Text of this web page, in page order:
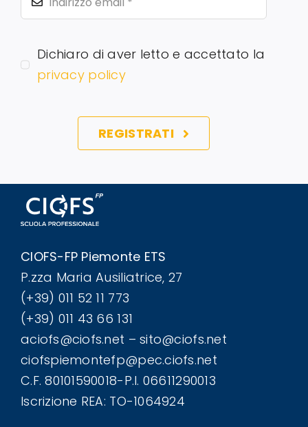
Dichiaro di aver letto e accettato la
privacy policy
REGISTRATI
CIOFS-FP Piemonte ETS
P.zza Maria Ausiliatrice, 27
(+39) 011 52 11 773
(+39) 011 43 66 131
aciofs@ciofs.net – sito@ciofs.net
ciofspiemontefp@pec.ciofs.net
C.F. 80101590018-P.I. 06611290013
Iscrizione REA: TO-1064924